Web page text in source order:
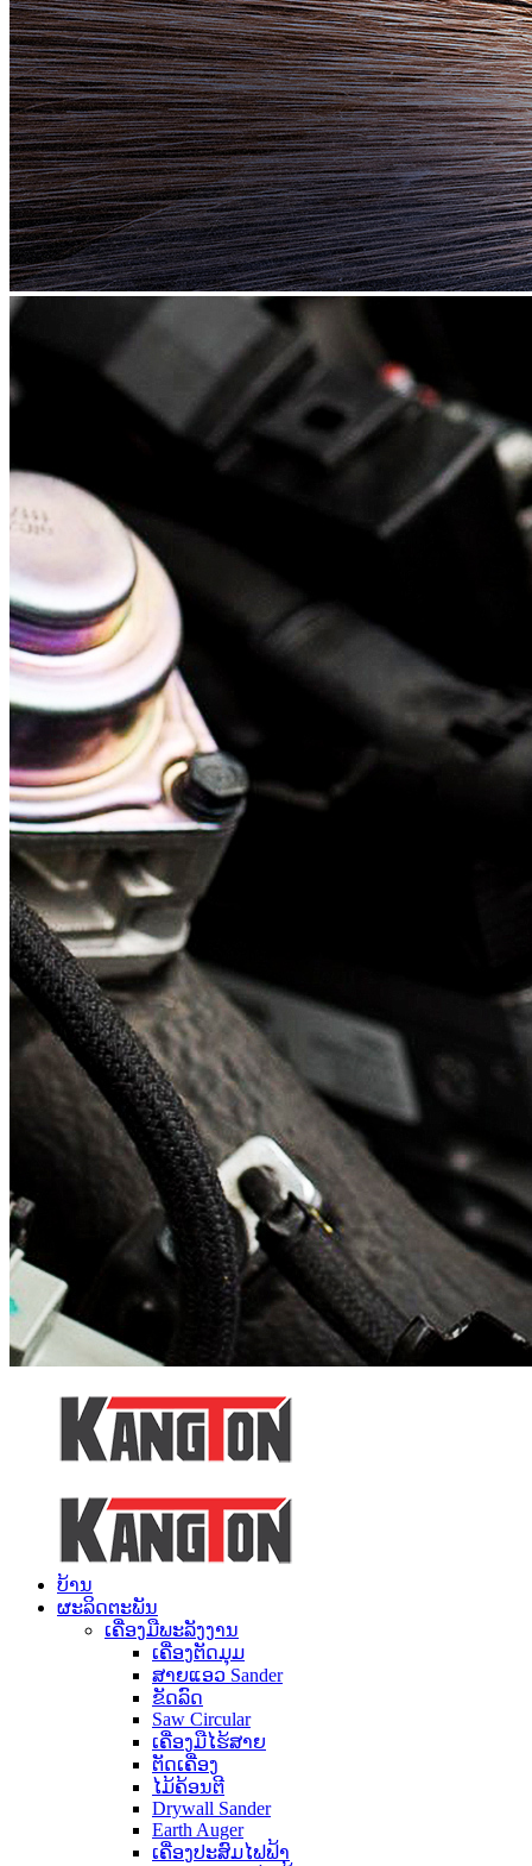
ບ້ານ
ຜະລິດຕະພັນ
ເຄື່ອງມືພະລັງງານ
ເຄື່ອງຕັດມຸມ
ສາຍແອວ Sander
ຂັດລົດ
Saw Circular
ເຄື່ອງມືໄຮ້ສາຍ
ຕັດເຄື່ອງ
ໄມ້ຄ້ອນຕີ
Drywall Sander
Earth Auger
ເຄື່ອງປະສົມໄຟຟ້າ